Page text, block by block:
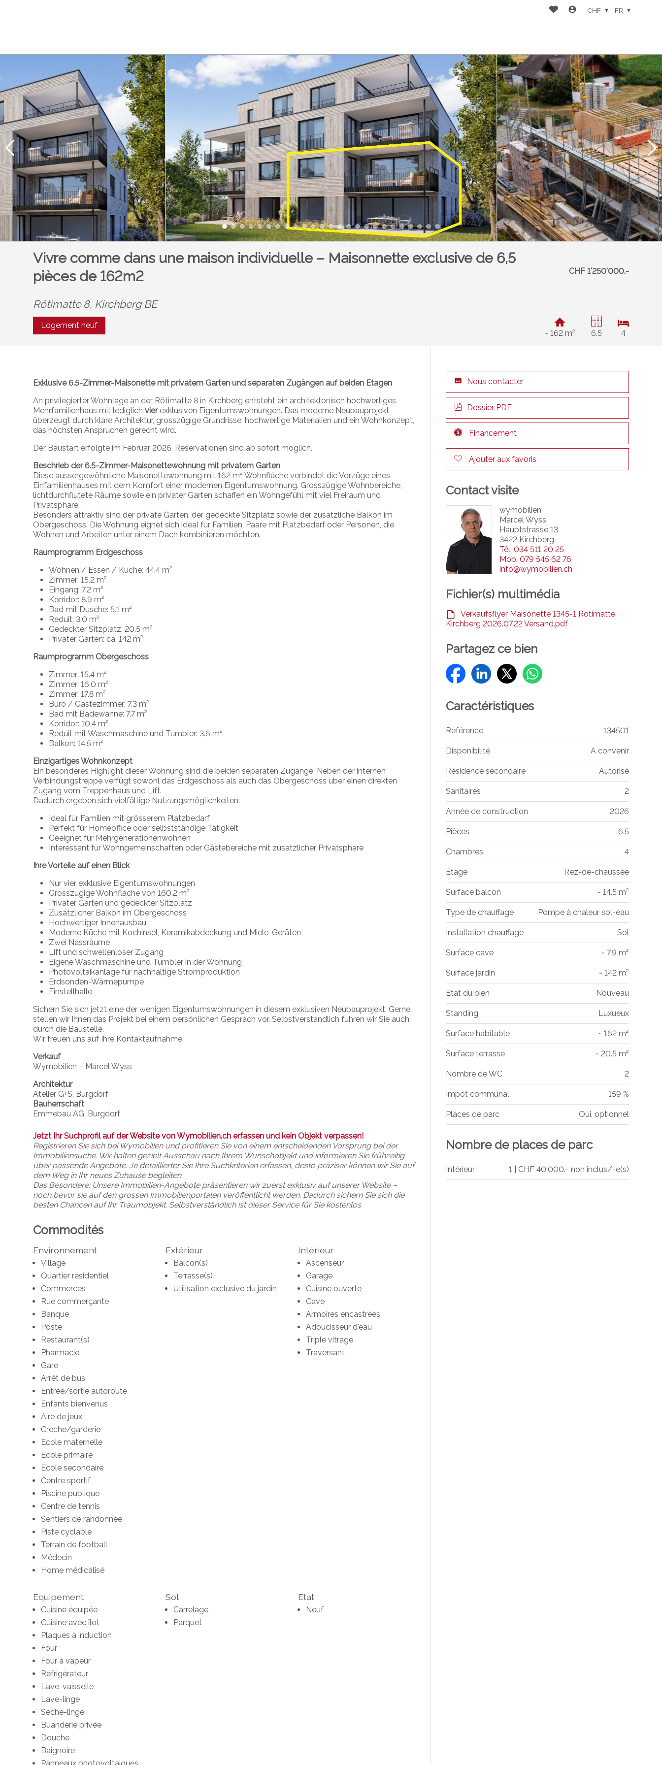
CHF FR
Vivre comme dans une maison individuelle – Maisonnette exclusive de 6,5
pièces de 162m2
CHF 1'250'000.-
Rötimatte 8, Kirchberg BE
Logement neuf
~ 162 m²
6.5 4
Exklusive 6.5-Zimmer-Maisonette mit privatem Garten und separaten Zugängen auf beiden Etagen
An privilegierter Wohnlage an der Rötimatte 8 in Kirchberg entsteht ein architektonisch hochwertiges
Mehrfamilienhaus mit lediglichvierexklusiven Eigentumswohnungen. Das moderne Neubauprojekt
überzeugt durch klare Architektur, grosszügige Grundrisse, hochwertige Materialien und ein Wohnkonzept,
das höchsten Ansprüchen gerecht wird.
Der Baustart erfolgte im Februar 2026. Reservationen sind ab sofort möglich.
Beschrieb der 6.5-Zimmer-Maisonettewohnung mit privatem Garten
Diese aussergewöhnliche Maisonettewohnung mit 162 m² Wohnfläche verbindet die Vorzüge eines
Einfamilienhauses mit dem Komfort einer modernen Eigentumswohnung. Grosszügige Wohnbereiche,
lichtdurchflutete Räume sowie ein privater Garten schaffen ein Wohngefühl mit viel Freiraum und
Privatsphäre.
Besonders attraktiv sind der private Garten, der gedeckte Sitzplatz sowie der zusätzliche Balkon im
Obergeschoss. Die Wohnung eignet sich ideal für Familien, Paare mit Platzbedarf oder Personen, die
Wohnen und Arbeiten unter einem Dach kombinieren möchten.
Raumprogramm Erdgeschoss
Wohnen / Essen / Küche: 44.4 m²
Zimmer: 15.2 m²
Eingang: 7.2 m²
Korridor: 8.9 m²
Bad mit Dusche: 5.1 m²
Reduit: 3.0 m²
Gedeckter Sitzplatz: 20.5 m²
Privater Garten: ca. 142 m²
Raumprogramm Obergeschoss
Zimmer: 15.4 m²
Zimmer: 16.0 m²
Zimmer: 17.8 m²
Büro / Gästezimmer: 7.3 m²
Bad mit Badewanne: 7.7 m²
Korridor: 10.4 m²
Reduit mit Waschmaschine und Tumbler: 3.6 m²
Balkon: 14.5 m²
Einzigartiges Wohnkonzept
Ein besonderes Highlight dieser Wohnung sind die beiden separaten Zugänge. Neben der internen
Verbindungstreppe verfügt sowohl das Erdgeschoss als auch das Obergeschoss über einen direkten
Zugang vom Treppenhaus und Lift.
Dadurch ergeben sich vielfältige Nutzungsmöglichkeiten:
Ideal für Familien mit grösserem Platzbedarf
Perfekt für Homeoffice oder selbstständige Tätigkeit
Geeignet für Mehrgenerationenwohnen
Interessant für Wohngemeinschaften oder Gästebereiche mit zusätzlicher Privatsphäre
Ihre Vorteile auf einen Blick
Nur vier exklusive Eigentumswohnungen
Grosszügige Wohnfläche von 160.2 m²
Privater Garten und gedeckter Sitzplatz
Zusätzlicher Balkon im Obergeschoss
Hochwertiger Innenausbau
Moderne Küche mit Kochinsel, Keramikabdeckung und Miele-Geräten
Zwei Nassräume
Lift und schwellenloser Zugang
Eigene Waschmaschine und Tumbler in der Wohnung
Photovoltaikanlage für nachhaltige Stromproduktion
Erdsonden-Wärmepumpe
Einstellhalle
Sichern Sie sich jetzt eine der wenigen Eigentumswohnungen in diesem exklusiven Neubauprojekt. Gerne
stellen wir Ihnen das Projekt bei einem persönlichen Gespräch vor. Selbstverständlich führen wir Sie auch
durch die Baustelle.
Wir freuen uns auf Ihre Kontaktaufnahme.
Verkauf
Wymobilien – Marcel Wyss
Architektur
Atelier G+S, Burgdorf
Bauherrschaft
Emmebau AG, Burgdorf
Jetzt Ihr Suchprofil auf der Website von Wymobilien.ch erfassen und kein Objekt verpassen!
Registrieren Sie sich bei Wymobilien und profitieren Sie von einem entscheidenden Vorsprung bei der
Immobiliensuche. Wir halten gezielt Ausschau nach Ihrem Wunschobjekt und informieren Sie frühzeitig
über passende Angebote. Je detaillierter Sie Ihre Suchkriterien erfassen, desto präziser können wir Sie auf
dem Weg in Ihr neues Zuhause begleiten.
Das Besondere: Unsere Immobilien-Angebote präsentieren wir zuerst exklusiv auf unserer Website –
noch bevor sie auf den grossen Immobilienportalen veröffentlicht werden. Dadurch sichern Sie sich die
besten Chancen auf Ihr Traumobjekt. Selbstverständlich ist dieser Service für Sie kostenlos.
Commodités
Environnement
Village
Quartier résidentiel
Commerces
Rue commerçante
Banque
Poste
Restaurant(s)
Pharmacie
Gare
Arrêt de bus
Entrée/sortie autoroute
Enfants bienvenus
Aire de jeux
Crèche/garderie
Ecole maternelle
Ecole primaire
Ecole secondaire
Centre sportif
Piscine publique
Centre de tennis
Sentiers de randonnée
Piste cyclable
Terrain de football
Médecin
Home médicalisé
Extérieur
Balcon(s)
Terrasse(s)
Utilisation exclusive du jardin
Intérieur
Ascenseur
Garage
Cuisine ouverte
Cave
Armoires encastrées
Adoucisseur d'eau
Triple vitrage
Traversant
Equipement
Cuisine équipée
Cuisine avec îlot
Plaques à induction
Four
Four à vapeur
Réfrigérateur
Lave-vaisselle
Lave-linge
Sèche-linge
Buanderie privée
Douche
Baignoire
Sol
Carrelage
Parquet
Etat
Neuf
Nous contacter
Dossier PDF
Financement
Ajouter aux favoris
Contact visite
wymobilien
Marcel Wyss
Hauptstrasse 13
3422 Kirchberg
Tél. 034 511 20 25
Mob. 079 545 62 76
info@wymobilien.ch
Fichier(s) multimédia
Verkaufsflyer Maisonette 1345-1 Rötimatte
Kirchberg 2026.07.22 Versand.pdf
Partagez ce bien
Caractéristiques
Référence 134501
Disponibilité A convenir
Résidence secondaire Autorisé
Sanitaires 2
Année de construction 2026
Pièces 6.5
Chambres 4
Étage Rez-de-chaussée
Surface balcon ~ 14.5 m²
Type de chauffage Pompe à chaleur sol-eau
Installation chauffage Sol
Surface cave ~ 7.9 m²
Surface jardin ~ 142 m²
Etat du bien Nouveau
Standing Luxueux
Surface habitable ~ 162 m²
Surface terrasse ~ 20.5 m²
Nombre de WC 2
Impôt communal 159 %
Places de parc Oui, optionnel
Nombre de places de parc
Intérieur 1 | CHF 40'000.- non inclus/-e(s)